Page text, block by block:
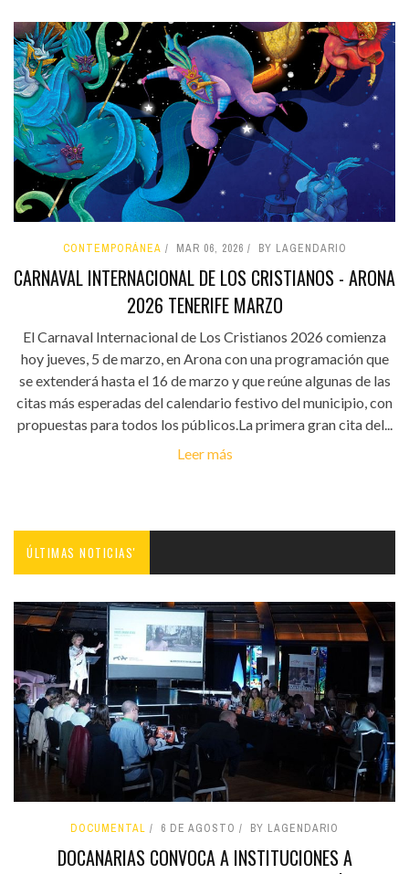
CONTEMPORÁNEA MAR 06, 2026 BY LAGENDARIO
CARNAVAL INTERNACIONAL DE LOS CRISTIANOS - ARONA
2026 TENERIFE MARZO
El Carnaval Internacional de Los Cristianos 2026 comienza
hoy jueves, 5 de marzo, en Arona con una programación que
se extenderá hasta el 16 de marzo y que reúne algunas de las
citas más esperadas del calendario festivo del municipio, con
propuestas para todos los públicos.La primera gran cita del...
Leer más
ÚLTIMAS NOTICIAS'
DOCUMENTAL 6 DE AGOSTO BY LAGENDARIO
DOCANARIAS CONVOCA A INSTITUCIONES A